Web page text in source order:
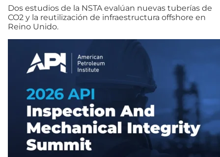
Dos estudios de la NSTA evalúan nuevas tuberías de
CO2 y la reutilización de infraestructura offshore en
Reino Unido.